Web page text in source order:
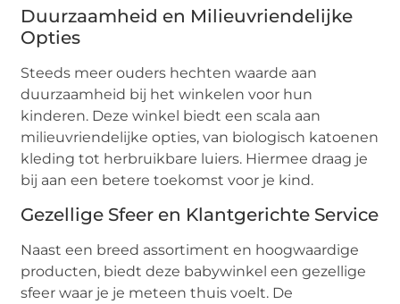
Duurzaamheid en Milieuvriendelijke
Opties
Steeds meer ouders hechten waarde aan
duurzaamheid bij het winkelen voor hun
kinderen. Deze winkel biedt een scala aan
milieuvriendelijke opties, van biologisch katoenen
kleding tot herbruikbare luiers. Hiermee draag je
bij aan een betere toekomst voor je kind.
Gezellige Sfeer en Klantgerichte Service
Naast een breed assortiment en hoogwaardige
producten, biedt deze babywinkel een gezellige
sfeer waar je je meteen thuis voelt. De